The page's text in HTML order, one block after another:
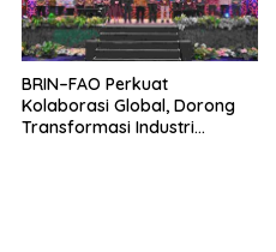
BRIN–FAO Perkuat
Kolaborasi Global, Dorong
Transformasi Industri